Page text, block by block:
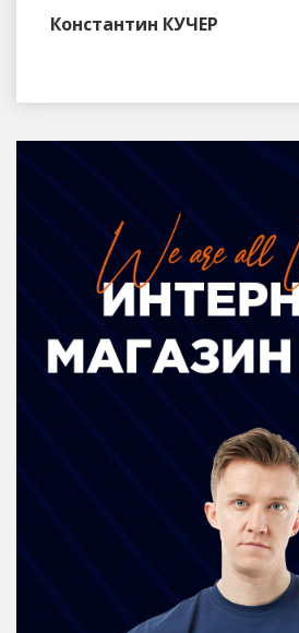
Константин КУЧЕР